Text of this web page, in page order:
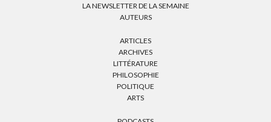
LA NEWSLETTER DE LA SEMAINE
AUTEURS
ARTICLES
ARCHIVES
LITTÉRATURE
PHILOSOPHIE
POLITIQUE
ARTS